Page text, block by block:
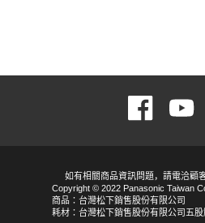
如有相關商品資訊問題，請電洽顧
Copyright © 2022 Panasonic Taiwan
商品：台灣松下銷售股份有限公司
耗材：台灣松下銷售股份有限公司五